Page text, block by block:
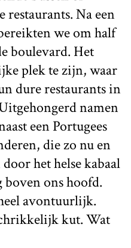
restaurants. Na een
we om half
boulevard. Het
plek te zijn, waar
dure restaurants in
namen
een Portugees
die zo nu en
het helse kabaal
ons hoofd.
avontuurlijk.
kut. Wat